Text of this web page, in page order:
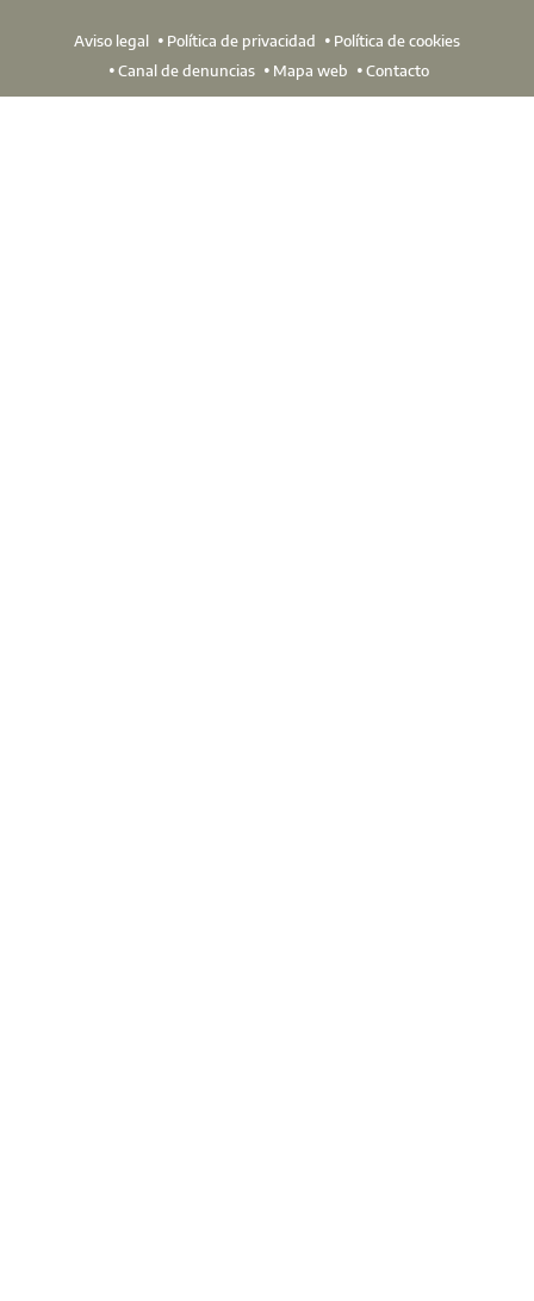
Aviso legal Política de privacidad
Política de cookies
Canal de denuncias
Mapa web Contacto